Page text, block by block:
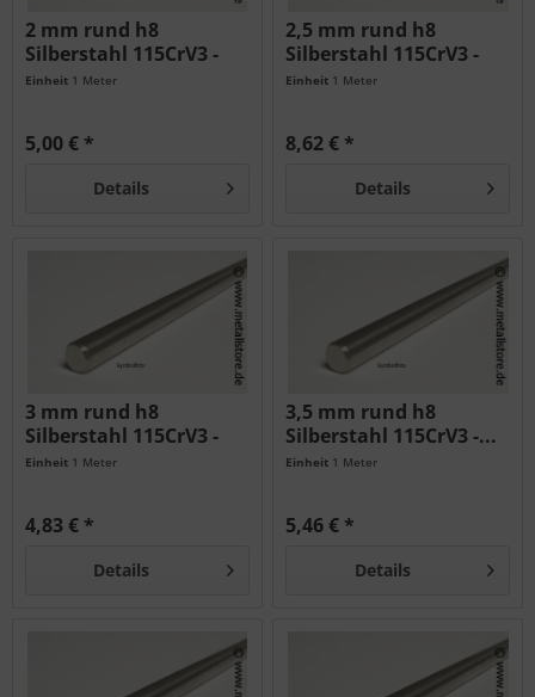
2 mm rund h8
Silberstahl 115CrV3 -
geschliffen...
Einheit 1 Meter
5,00 € *
Details
2,5 mm rund h8
Silberstahl 115CrV3 -
geschliffen
Einheit 1 Meter
8,62 € *
Details
3 mm rund h8
Silberstahl 115CrV3 -
geschliffen...
Einheit 1 Meter
4,83 € *
Details
3,5 mm rund h8
Silberstahl 115CrV3 -...
Einheit 1 Meter
5,46 € *
Details